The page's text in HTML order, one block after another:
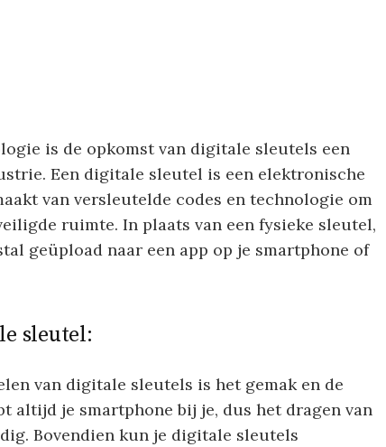
is de opkomst van digitale sleutels een
Een digitale sleutel is een elektronische
van versleutelde codes en technologie om
ruimte. In plaats van een fysieke sleutel,
geüpload naar een app op je smartphone of
sleutel:
van digitale sleutels is het gemak en de
altijd je smartphone bij je, dus het dragen van
Bovendien kun je digitale sleutels